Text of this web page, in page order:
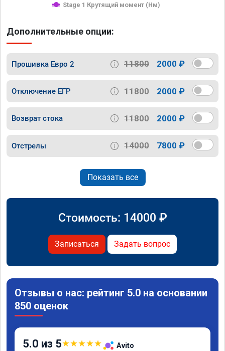
Stage 1 Крутящий момент (Нм)
Дополнительные опции:
Прошивка Евро 2 11800 2000 ₽
Отключение ЕГР 11800 2000 ₽
Возврат стока 11800 2000 ₽
Отстрелы 14000 7800 ₽
Показать все
Стоимость: 14000 ₽
Записаться Задать вопрос
Отзывы о нас: рейтинг 5.0 на основании
850 оценок
5.0 из 5★★★★★ Avito